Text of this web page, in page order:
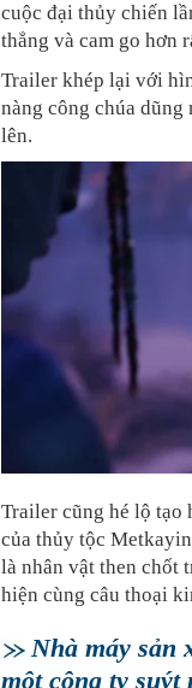
cuộc đại thủy chiến
thẳng và cam go hơn
Trailer khép lại với
nàng công chúa dũng
lên.
Trailer cũng hé lộ tạo
của thủy tộc
là nhân vật then chốt
hiện cùng câu thoại
Nhà máy sản
một công ty suýt